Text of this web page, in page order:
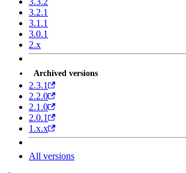
3.2.1
3.1.1
3.0.1
2.x
Archived versions
2.3.1
2.2.0
2.1.0
2.0.1
1.x.x
All versions